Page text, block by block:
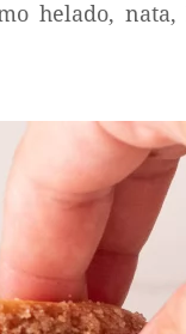
helado,